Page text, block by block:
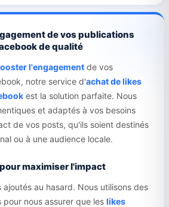
de vos publications
de qualité
l'engagement de vos
notre service d'achat de likes
est la solution parfaite. Nous
et adaptés à vos besoins
de vos posts, qu'ils soient destinés
ou à une audience locale.
maximiser l'impact
ajoutés au hasard. Nous utilisons des
nous assurer que les likes